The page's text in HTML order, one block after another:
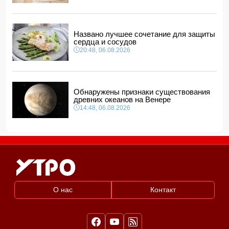
Названо лучшее сочетание для защиты
сердца и сосудов
20:48, 06.08.2026
Обнаружены признаки существования
древних океанов на Венере
14:48, 06.08.2026
О нас Контакт